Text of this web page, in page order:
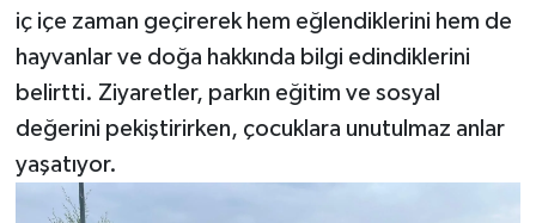
iç içe zaman geçirerek hem eğlendiklerini hem de
hayvanlar ve doğa hakkında bilgi edindiklerini
belirtti. Ziyaretler, parkın eğitim ve sosyal
değerini pekiştirirken, çocuklara unutulmaz anlar
yaşatıyor.